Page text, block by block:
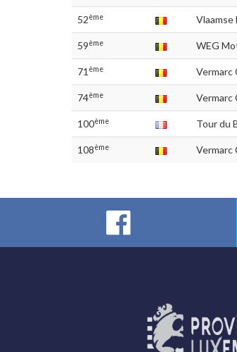
52ème Vlaamse
59ème WEG
71 ème Vermarc
74ème Vermarc
100ème Tour du
108ème Vermarc